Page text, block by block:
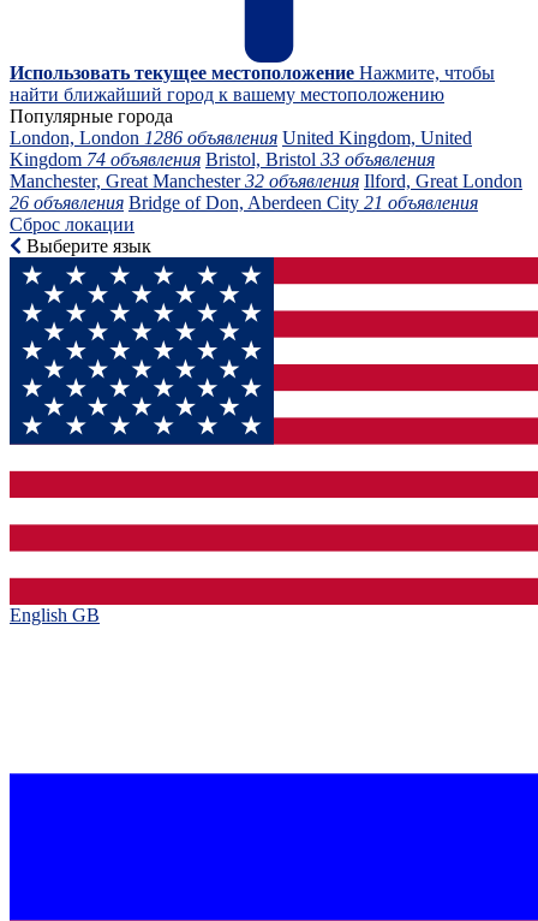
Использовать текущее местоположение Нажмите, чтобы
найти ближайший город к вашему местоположению
Популярные города
London, London 1286 объявления United Kingdom, United
Kingdom 74 объявления Bristol, Bristol 33 объявления
Manchester, Great Manchester32 объявления Ilford, Great London
26 объявления Bridge of Don, Aberdeen City 21 объявления
Сброс локации
Выберите язык
English GB‎